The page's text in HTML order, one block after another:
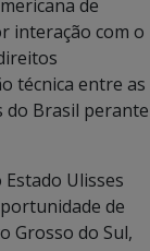
de
interação com o
técnica entre as
do Brasil perante
Ulisses
de
Grosso do Sul,